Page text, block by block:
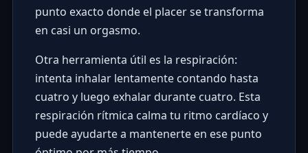
punto exacto donde el placer se transforma
en casi un orgasmo.
Otra herramienta útil es la respiración:
intenta inhalar lentamente contando hasta
cuatro y luego exhalar durante cuatro. Esta
respiración rítmica calma tu ritmo cardíaco y
puede ayudarte a mantenerte en ese punto